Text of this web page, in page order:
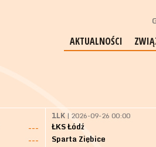
AKTUALNOŚCI
---
---
1LK | 2026-09-26 00:00
ŁKS Łódź
Sparta Ziębice